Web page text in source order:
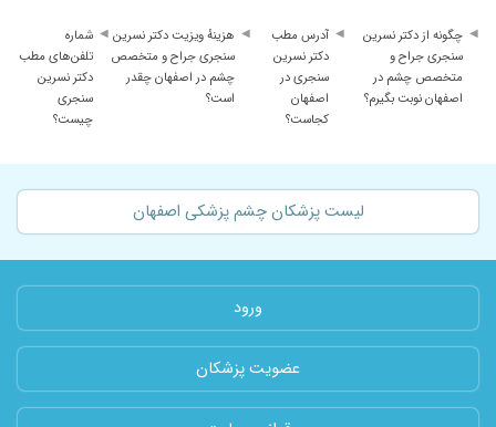
چگونه از دکتر نسرین
سنجری جراح و
متخصص چشم در
اصفهان نوبت بگیرم؟
آدرس مطب
دکتر نسرین
سنجری در
اصفهان
کجاست؟
هزینهٔ ویزیت دکتر نسرین
سنجری جراح و متخصص
چشم در اصفهان چقدر
است؟
شماره
تلفن‌های مطب
دکتر نسرین
سنجری
چیست؟
لیست پزشکان چشم پزشکی اصفهان
ورود
عضویت پزشکان